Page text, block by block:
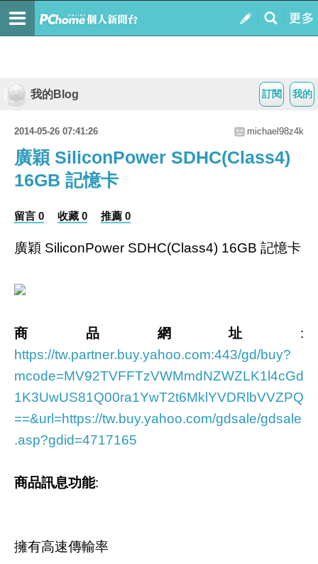
我的
訂閱
我的Blog
2014-05-26 07:41:26 michael98z4k
廣穎 SiliconPower SDHC(Class4)
16GB 記憶卡
留言 0 收藏 0 推薦 0
廣穎 SiliconPower SDHC(Class4) 16GB 記憶卡
商品網址 :
https://tw.partner.buy.yahoo.com:443/gd/buy?
mcode=MV92TVFFTzVWMmdNZWZLK1l4cGd
1K3UwUS81Q00ra1YwT2t6MklYVDRlbVVZPQ
==&url=https://tw.buy.yahoo.com/gdsale/gdsale
.asp?gdid=4717165
商品訊息功能:
擁有高速傳輸率